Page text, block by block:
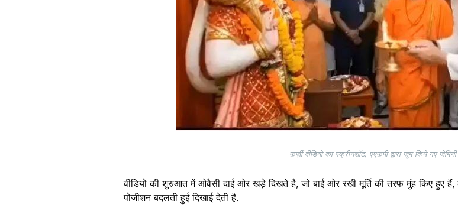
फ़र्ज़ी वीडियो का स्क्रीनशॉट, एएफ़पी द्वारा ज़ूम किये गए
वीडियो की शुरुआत में ओवैसी दाईं ओर खड़े दिखते है, जो बाईं ओर रखी मूर्ति की तरफ मुंह किए हुए
पोजीशन बदलती हुई दिखाई देती है.